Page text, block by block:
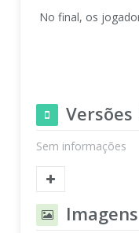
No final, os
Sem informações
Imagens